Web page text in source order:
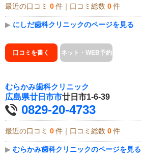
最近の口コミ 0 件｜口コミ総数 0 件
▶ にしだ歯科クリニックのページを見る
口コミを書く ネット・WEB予約
むらかみ歯科クリニック
広島県廿日市市廿日市1-6-39
0829-20-4733
最近の口コミ 0 件｜口コミ総数 0 件
▶ むらかみ歯科クリニックのページを見る